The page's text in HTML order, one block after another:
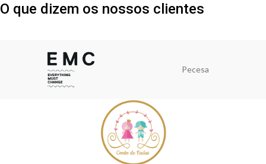
O que dizem os nossos clientes
Pecesa